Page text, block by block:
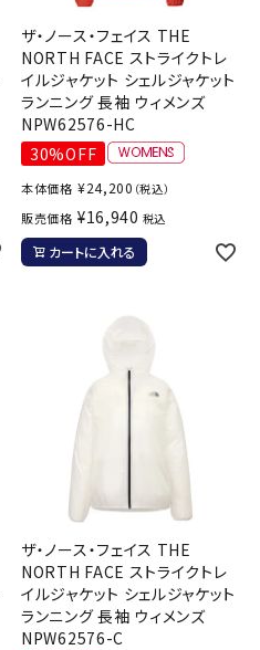
ザ・ノース・フェイス THE
NORTH FACE ストライクトレ
イルジャケット シェルジャケット
ランニング 長袖 ウィメンズ
NPW62576-HC
30%OFF
本体価格 ¥24,200 （税込）
販売価格 ¥16,940 税込
カートに入れる
ザ・ノース・フェイス THE
NORTH FACE ストライクトレ
イルジャケット シェルジャケット
ランニング 長袖 ウィメンズ
NPW62576-C